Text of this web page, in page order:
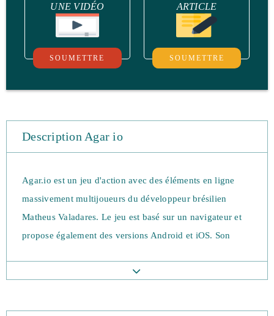
UNE VIDÉO
SOUMETTRE
ARTICLE
SOUMETTRE
Description Agar io
Agar.io est un jeu d'action avec des éléments en ligne
massivement multijoueurs du développeur brésilien
Matheus Valadares. Le jeu est basé sur un navigateur et
propose également des versions Android et iOS. Son
d’une ou de plusieurs cellules. Ils doivent ensuite faire